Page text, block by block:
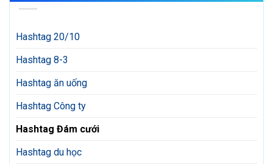
Hashtag 20/10
Hashtag 8-3
Hashtag ăn uống
Hashtag Công ty
Hashtag Đám cưới
Hashtag du học